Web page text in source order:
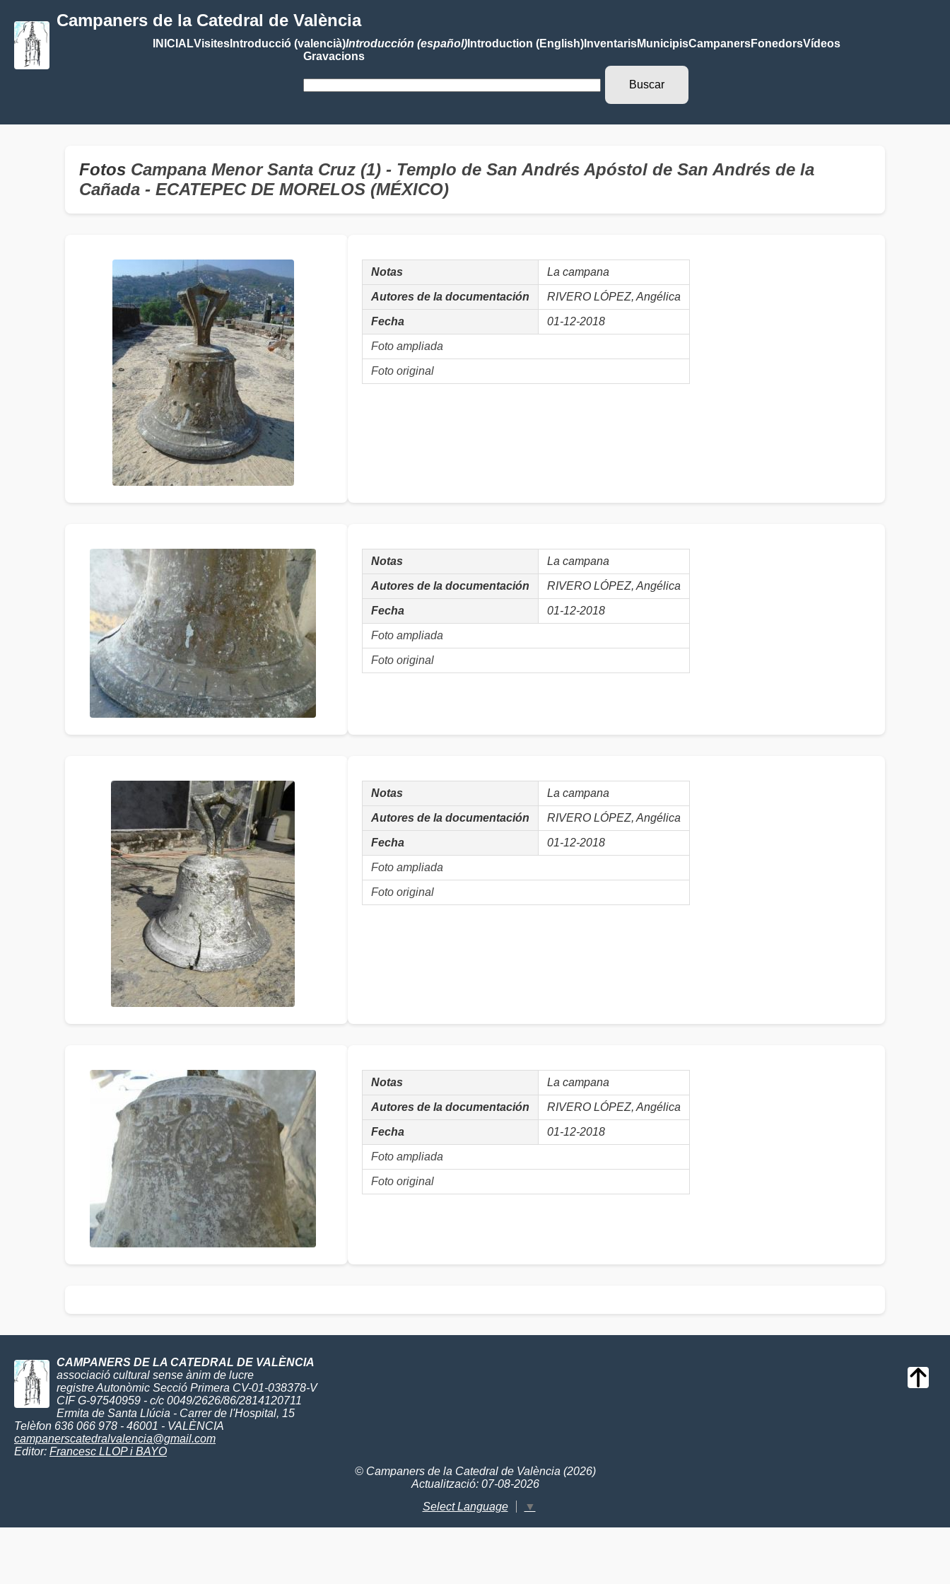
Campaners de la Catedral de València
INICIALVisitesIntroducció (valencià)Introducción (español)Introduction (English)InventarisMunicipisCampanersFonedorsVídeos
Gravacions
Fotos Campana Menor Santa Cruz (1) - Templo de San Andrés Apóstol de San Andrés de la
Cañada - ECATEPEC DE MORELOS (MÉXICO)
Notas La campana
Autores de la documentación RIVERO LÓPEZ, Angélica
Fecha 01-12-2018
Foto ampliada
Foto original
Notas La campana
Autores de la documentación RIVERO LÓPEZ, Angélica
Fecha 01-12-2018
Foto ampliada
Foto original
Notas La campana
Autores de la documentación RIVERO LÓPEZ, Angélica
Fecha 01-12-2018
Foto ampliada
Foto original
Notas La campana
Autores de la documentación RIVERO LÓPEZ, Angélica
Fecha 01-12-2018
Foto ampliada
Foto original
CAMPANERS DE LA CATEDRAL DE VALÈNCIA
associació cultural sense ànim de lucre
registre Autonòmic Secció Primera CV-01-038378-V
CIF G-97540959 - c/c 0049/2626/86/2814120711
Ermita de Santa Llúcia - Carrer de l'Hospital, 15
Telèfon 636 066 978 - 46001 - VALÈNCIA
campanerscatedralvalencia@gmail.com
Editor: Francesc LLOP i BAYO
© Campaners de la Catedral de València (2026)
Actualització: 07-08-2026
Select Language
▼